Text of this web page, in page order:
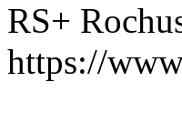
RS+
https://